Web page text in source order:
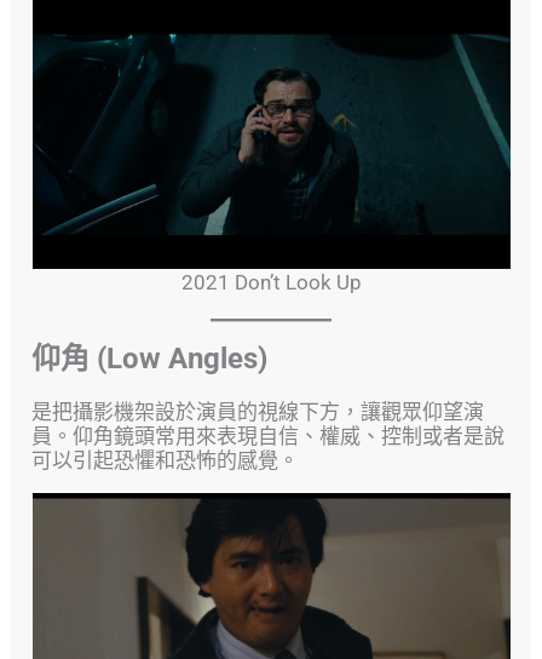
2021 Don’t Look Up
仰角 (Low Angles)
是把攝影機架設於演員的視線下方，讓觀眾仰望演
員。仰角鏡頭常用來表現自信、權威、控制或者是說
可以引起恐懼和恐怖的感覺。